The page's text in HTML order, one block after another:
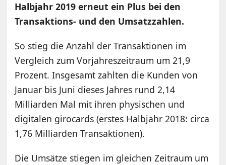
Halbjahr 2019 erneut ein Plus bei den
Transaktions- und den Umsatzzahlen.
So stieg die Anzahl der Transaktionen im
Vergleich zum Vorjahreszeitraum um 21,9
Prozent. Insgesamt zahlten die Kunden von
Januar bis Juni dieses Jahres rund 2,14
Milliarden Mal mit ihren physischen und
digitalen girocards (erstes Halbjahr 2018: circa
1,76 Milliarden Transaktionen).
Die Umsätze stiegen im gleichen Zeitraum um